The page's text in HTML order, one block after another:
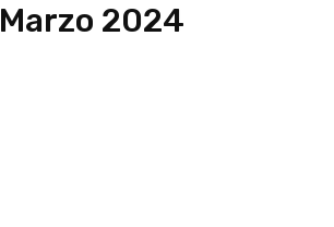
Marzo 2024